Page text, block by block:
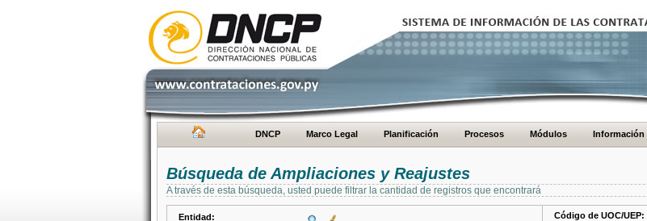
DNCP Marco Legal Planificación Procesos Módulos Información
Búsqueda de Ampliaciones y Reajustes
A través de esta búsqueda, usted puede filtrar la cantidad de registros que encontrará
Entidad: Código de UOC/UEP: